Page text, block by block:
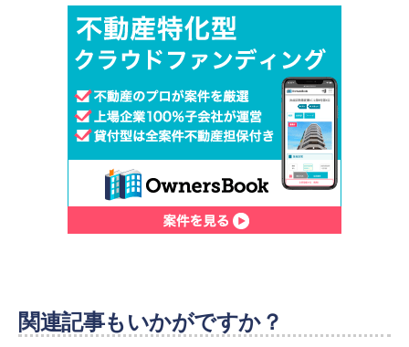
関連記事もいかがですか？